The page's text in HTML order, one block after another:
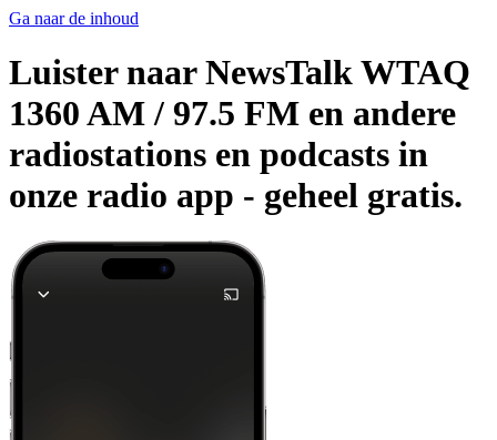
Ga naar de inhoud
Luister naar NewsTalk WTAQ
1360 AM / 97.5 FM en andere
radiostations en podcasts in
onze radio app - geheel gratis.